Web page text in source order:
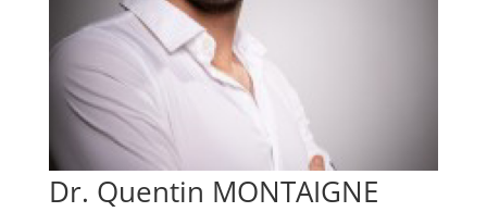
Dr. Quentin MONTAIGNE